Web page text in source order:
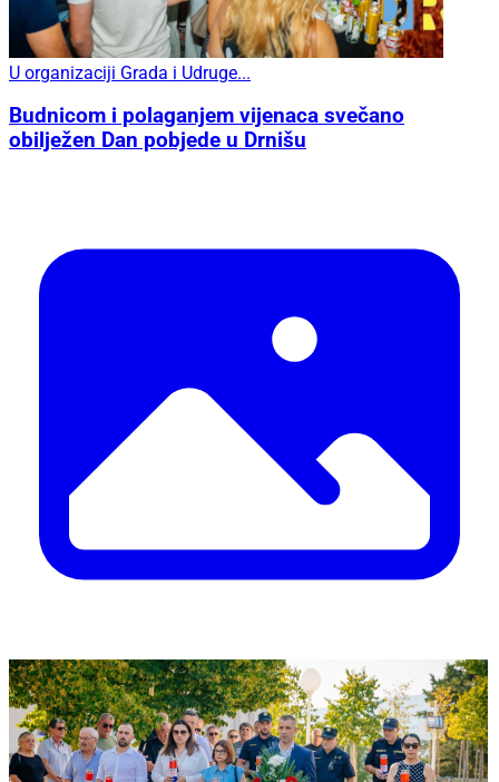
U organizaciji Grada i Udruge...
Budnicom i polaganjem vijenaca svečano
obilježen Dan pobjede u Drnišu